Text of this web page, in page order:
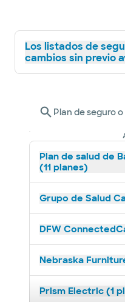
Los listados de
cambios sin previo
Plan de seguro
Plan de salud de
(11 planes)
Grupo de Salud
DFW
Nebraska
Prism Electric (1